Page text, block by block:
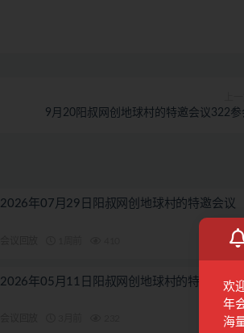
9月20阳叔网创地球村的特邀会议322参
2026年07月29日阳叔网创地球村的特邀会议
2026年05月11日阳叔网创地球村的特邀会议
欢
年
海